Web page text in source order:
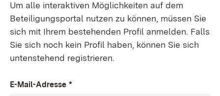
Um alle interaktiven Möglichkeiten auf dem
Beteiligungsportal nutzen zu können, müssen Sie
sich mit Ihrem bestehenden Profil anmelden. Falls
Sie sich noch kein Profil haben, können Sie sich
untenstehend registrieren.
E-Mail-Adresse *